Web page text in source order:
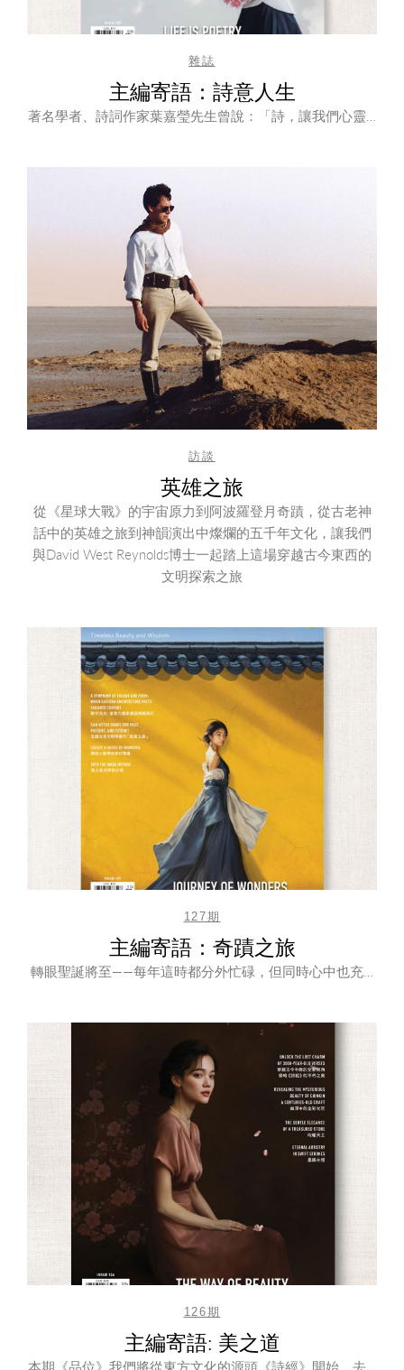
雜誌
主編寄語：詩意人生
著名學者、詩詞作家葉嘉瑩先生曾說：「詩，讓我們心靈…
訪談
英雄之旅
從《星球大戰》的宇宙原力到阿波羅登月奇蹟，從古老神
話中的英雄之旅到神韻演出中燦爛的五千年文化，讓我們
與David West Reynolds博士一起踏上這場穿越古今東西的
文明探索之旅
127期
主編寄語：奇蹟之旅
轉眼聖誕將至——每年這時都分外忙碌，但同時心中也充…
126期
主編寄語: 美之道
本期《品位》我們將從東方文化的源頭《詩經》開始，去…